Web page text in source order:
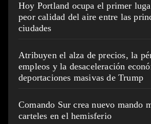
Hoy Portland ocupa el primer
peor calidad del aire entre las
ciudades
Atribuyen el alza de precios, la
empleos y la desaceleración
deportaciones masivas de Trump
Comando Sur crea nuevo mando
carteles en el hemisferio